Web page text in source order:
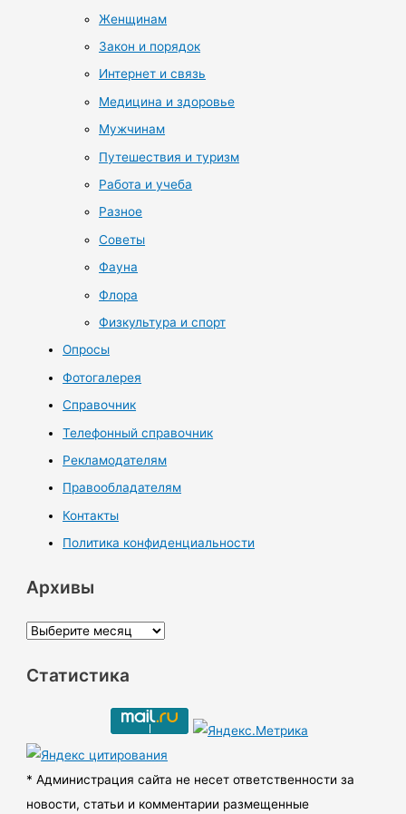
Женщинам
Закон и порядок
Интернет и связь
Медицина и здоровье
Мужчинам
Путешествия и туризм
Работа и учеба
Разное
Советы
Фауна
Флора
Физкультура и спорт
Опросы
Фотогалерея
Справочник
Телефонный справочник
Рекламодателям
Правообладателям
Контакты
Политика конфиденциальности
Архивы
А
х
ы
Статистика
* Администрация сайта не несет ответственности за
новости, статьи и комментарии размещенные